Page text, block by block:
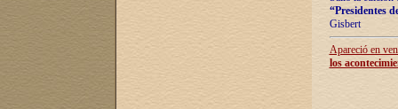
“Presidentes
Gisbert
Apareció en
los